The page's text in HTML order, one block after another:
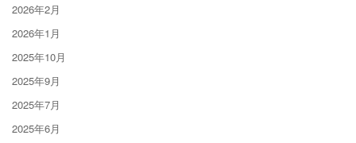
2026年2月
2026年1月
2025年10月
2025年9月
2025年7月
2025年6月